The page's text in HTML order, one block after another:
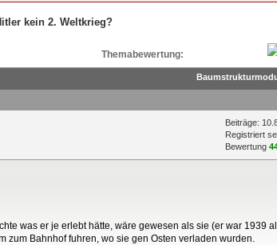
kein 2. Weltkrieg?
Themabewertung:
Beiträge:
Registriert
Bewertung
was er je erlebt hätte, wäre gewesen als sie (er war 1939
zum Bahnhof fuhren, wo sie gen Osten verladen wurden.